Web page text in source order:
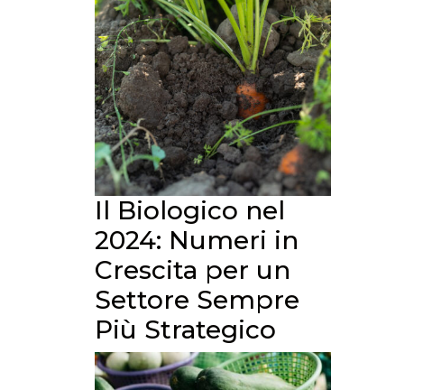
Il Biologico nel
2024: Numeri in
Crescita per un
Settore Sempre
Più Strategico